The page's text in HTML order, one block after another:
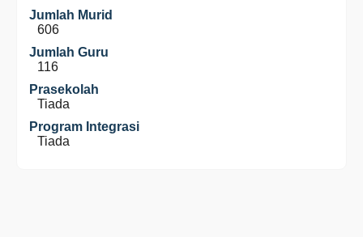
Jumlah Murid
606
Jumlah Guru
116
Prasekolah
Tiada
Program Integrasi
Tiada